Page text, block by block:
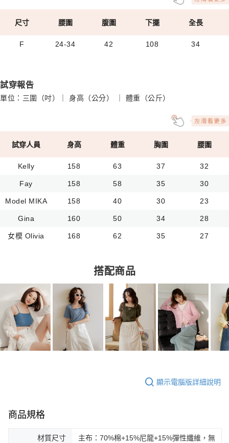
尺寸 腰圍 腹圍 下擺 全長
F 24-34 42 108 34
試穿報告
單位：三圍（吋）｜ 身高（公分） ｜ 體重（公斤）
試穿人員 身高 體重 胸圍 腰圍
Kelly 158 63 37 32
Fay 158 58 35 30
Model MIKA 158 40 30 23
Gina 160 50 34 28
女模 Olivia 168 62 35 27
搭配商品
顯示電腦版詳細說明
商品規格
材質尺寸
主布：70%棉+15%尼龍+15%彈性纖維，無